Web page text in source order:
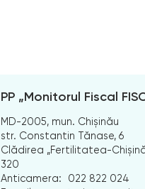
PP „Monitorul Fiscal
MD-2005, mun. Chișinău
str. Constantin Tănase, 6
Clădirea „Fertilitatea-
320
Anticamera:
022 822 024